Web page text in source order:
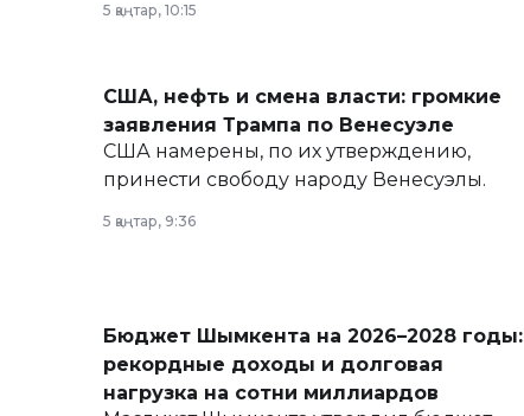
армии, экономики и личного здоровья.
5 қаңтар, 10:15
США, нефть и смена власти: громкие
заявления Трампа по Венесуэле
США намерены, по их утверждению,
принести свободу народу Венесуэлы.
5 қаңтар, 9:36
Бюджет Шымкента на 2026–2028 годы:
рекордные доходы и долговая
нагрузка на сотни миллиардов